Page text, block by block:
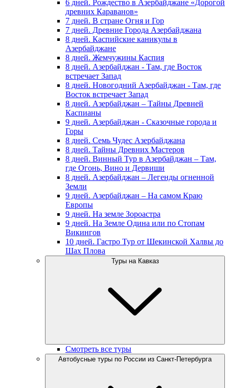
6 дней. Рождество в Азербайджане «Дорогой
древних Караванов»
7 дней. В стране Огня и Гор
7 дней. Древние Города Азербайджана
8 дней. Каспийские каникулы в
Азербайджане
8 дней. Жемчужины Каспия
8 дней. Азербайджан - Там, где Восток
встречает Запад
8 дней. Новогодний Азербайджан - Там, где
Восток встречает Запад
8 дней. Азербайджан – Тайны Древней
Каспианы
9 дней. Азербайджан - Сказочные города и
Горы
8 дней. Семь Чудес Азербайджана
8 дней. Тайны Древних Мастеров
8 дней. Винный Тур в Азербайджан – Там,
где Огонь, Вино и Дервиши
8 дней. Азербайджан – Легенды огненной
Земли
9 дней. Азербайджан – На самом Краю
Европы
9 дней. На земле Зороастра
9 дней. На Земле Одина или по Стопам
Викингов
10 дней. Гастро Тур от Шекинской Халвы до
Шах Плова
Туры на Кавказ
Смотреть все туры
Автобусные туры по России из Санкт-Петербурга